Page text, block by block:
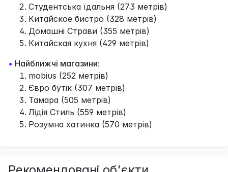
Студентська їдальня (273 метрів)
Китайское бистро (328 метрів)
Домашні Страви (355 метрів)
Китайская кухня (429 метрів)
• Найближчі магазини:
mobius (252 метрів)
Євро бутік (307 метрів)
Тамара (505 метрів)
Лідія Стиль (559 метрів)
Розумна хатинка (570 метрів)